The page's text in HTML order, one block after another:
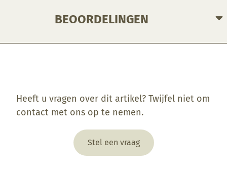
BEOORDELINGEN
Heeft u vragen over dit artikel? Twijfel niet om
contact met ons op te nemen.
Stel een vraag